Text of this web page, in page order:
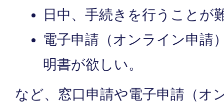
日中、手続きを行うことが
電子申請（オンライン申請
明書が欲しい。
など、窓口申請や電子申請（オ